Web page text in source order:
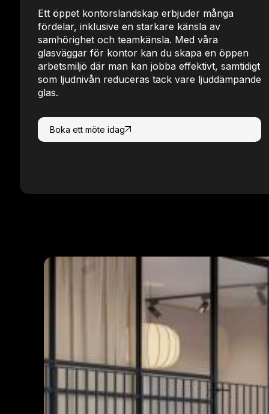
Ett öppet kontorslandskap erbjuder många
fördelar, inklusive en starkare känsla av
samhörighet och teamkänsla. Med våra
glasväggar för kontor kan du skapa en öppen
arbetsmiljö där man kan jobba effektivt, samtidigt
som ljudnivån reduceras tack vare ljuddämpande
glas.
Boka ett möte idag